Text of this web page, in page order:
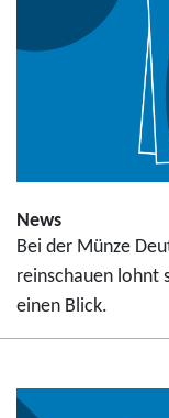
News
Bei der Münze
reinschauen lohnt
einen Blick.